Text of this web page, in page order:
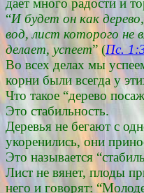
“И будет он как
вод, лист которого не
делает, успеет” (Пс.
Во всех делах мы
корни были всегда у
Что такое “дерево
Это стабильность.
Деревья не бегают с
укоренились, они
Это называется
Лист не вянет, плоды
него и говорят: